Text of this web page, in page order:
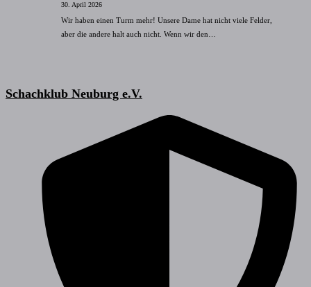
30. April 2026
Wir haben einen Turm mehr! Unsere Dame hat nicht viele Felder,
aber die andere halt auch nicht. Wenn wir den…
Schachklub Neuburg e.V.